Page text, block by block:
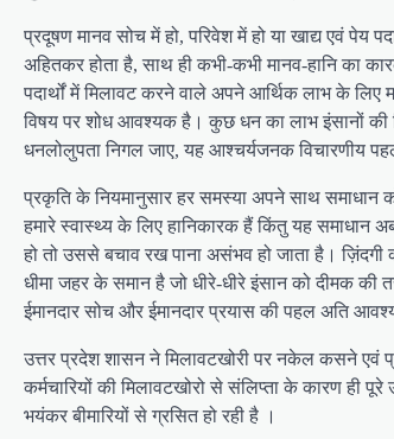
प्रदूषण मानव सोच में हो, परिवेश में हो या खाद्य एवं पेय
अहितकर होता है, साथ ही कभी-कभी मानव-हानि का
पदार्थों में मिलावट करने वाले अपने आर्थिक लाभ के
विषय पर शोध आवश्यक है। कुछ धन का लाभ इंसानों की
धनलोलुपता निगल जाए, यह आश्चर्यजनक विचारणीय
प्रकृति के नियमानुसार हर समस्या अपने साथ समाधान
हमारे स्वास्थ्य के लिए हानिकारक हैं किंतु यह
हो तो उससे बचाव रख पाना असंभव हो जाता है।
धीमा जहर के समान है जो धीरे-धीरे इंसान को दीमक की
ईमानदार सोच और ईमानदार प्रयास की पहल अति
उत्तर प्रदेश शासन ने मिलावटखोरी पर नकेल कसने एवं
कर्मचारियों की मिलावटखोरो से संलिप्ता के कारण ही
भयंकर बीमारियों से ग्रसित हो रही है ।